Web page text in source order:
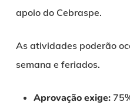
apoio do Cebraspe.
As atividades poderão
semana e feriados.
Aprovação exige: